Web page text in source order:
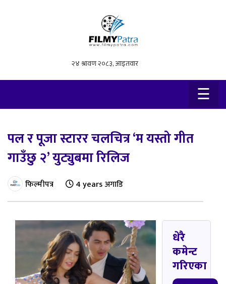
☰
पल र पूजा स्टारर चलचित्र ‘म यस्तो गीत
गाउँछु २’ युट्युबमा रिलिज
फिल्मीपत्र 4 years अगाडि
धेरै
कमेन्ट
गरिएका